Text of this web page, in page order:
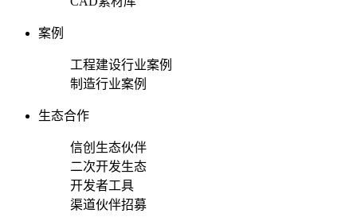
案例
工程建设行业案例
制造行业案例
生态合作
信创生态伙伴
二次开发生态
开发者工具
渠道伙伴招募